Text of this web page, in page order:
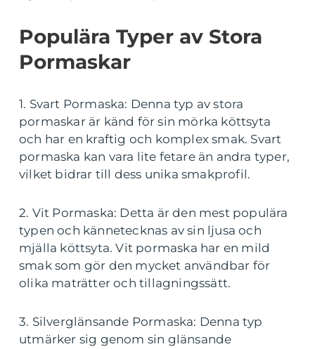
Populära Typer av Stora
Pormaskar
1. Svart Pormaska: Denna typ av stora
pormaskar är känd för sin mörka köttsyta
och har en kraftig och komplex smak. Svart
pormaska kan vara lite fetare än andra typer,
vilket bidrar till dess unika smakprofil.
2. Vit Pormaska: Detta är den mest populära
typen och kännetecknas av sin ljusa och
mjälla köttsyta. Vit pormaska har en mild
smak som gör den mycket användbar för
olika maträtter och tillagningssätt.
3. Silverglänsande Pormaska: Denna typ
utmärker sig genom sin glänsande